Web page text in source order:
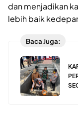
dan menjadikan
lebih baik
Baca Juga: